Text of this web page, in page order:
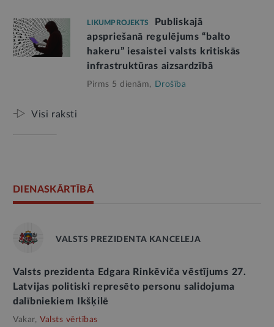
LIKUMPROJEKTS
Publiskajā
apspriešanā regulējums “balto
hakeru” iesaistei valsts kritiskās
infrastruktūras aizsardzībā
Pirms 5 dienām, Drošība
Visi raksti
DIENASKĀRTĪBĀ
VALSTS PREZIDENTA KANCELEJA
Valsts prezidenta Edgara Rinkēviča vēstījums 27.
Latvijas politiski represēto personu salidojuma
dalībniekiem Ikšķilē
Vakar, Valsts vērtības